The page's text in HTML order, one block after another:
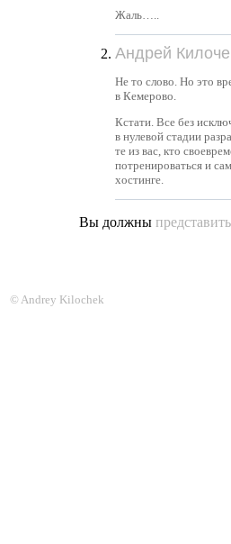
Жаль…..
Андрей
Не то слово. Но это
в Кемерово.
Кстати. Все без
в нулевой стадии
те из вас, кто
потренироваться и
хостинге.
Вы должны
© Andrey Kilochek